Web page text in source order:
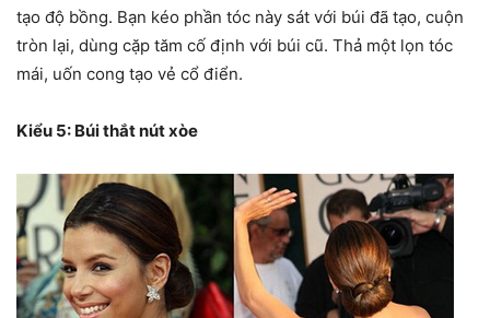
tạo độ bồng. Bạn kéo phần tóc này sát với búi đã tạo, cuộn
tròn lại, dùng cặp tăm cố định với búi cũ. Thả một lọn tóc
mái, uốn cong tạo vẻ cổ điển.
Kiểu 5: Búi thắt nút xòe